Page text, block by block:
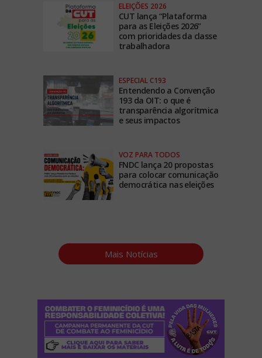
ELEIÇÕES 2026
CUT lança “Plataforma
para as Eleições 2026”
com prioridades da classe
trabalhadora
ESPECIAL C193
Entendendo a Convenção
193 da OIT: o que é
transparência algorítmica
e seus impactos
VOZ PARA TODOS
FNDC lança 20 propostas
para colocar comunicação
democrática nas eleições
Mais Notícias